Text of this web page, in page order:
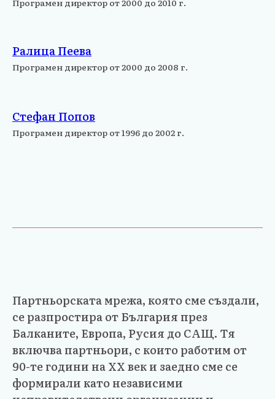
Програмен директор от 2000 до 2010 г.
Ралица Пеева
Програмен директор от 2000 до 2008 г.
Стефан Попов
Програмен директор от 1996 до 2002 г.
Партньорската мрежа, която сме създали,
се разпростира от България през
Балканите, Европа, Русия до САЩ. Тя
включва партньори, с които работим от
90-те години на ХХ век и заедно сме се
формирали като независими